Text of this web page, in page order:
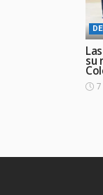
su
7